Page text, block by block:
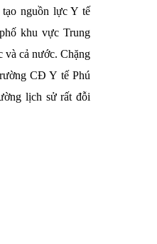
tạo nguồn lực Y tế
khu vực Trung
và cả nước. Chặng
CĐ Y tế Phú
lịch sử rất đỗi